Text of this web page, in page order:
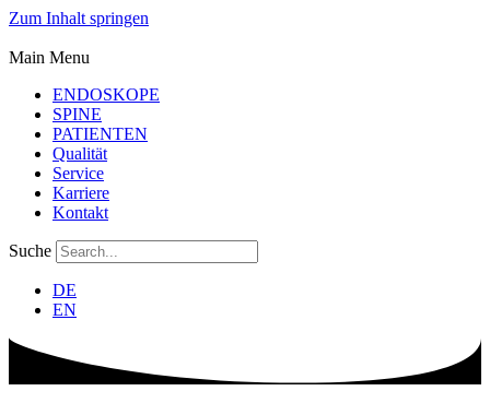
Zum Inhalt springen
Main Menu
ENDOSKOPE
SPINE
PATIENTEN
Qualität
Service
Karriere
Kontakt
Suche
DE
EN